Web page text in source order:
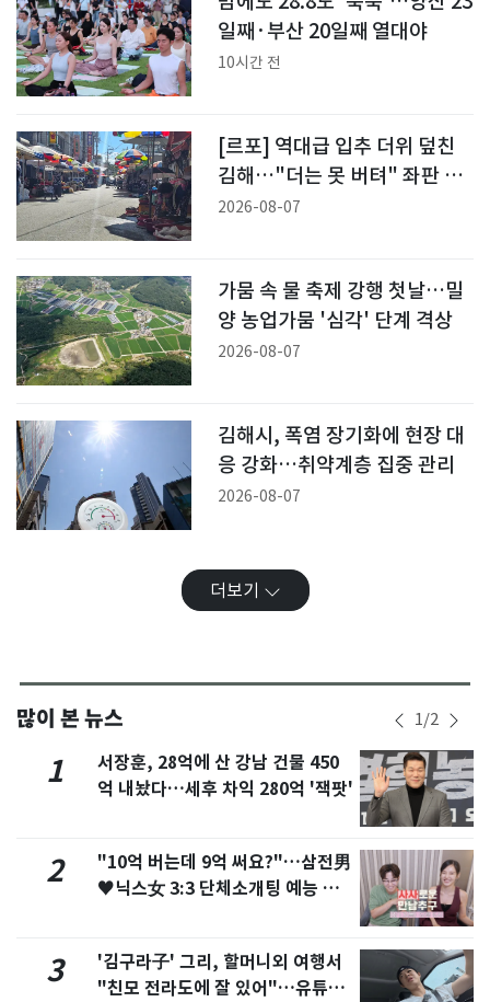
일째·부산 20일째 열대야
10시간 전
[르포] 역대급 입추 더위 덮친
김해…"더는 못 버텨" 좌판 접
었다
2026-08-07
가뭄 속 물 축제 강행 첫날…밀
양 농업가뭄 '심각' 단계 격상
2026-08-07
김해시, 폭염 장기화에 현장 대
응 강화…취약계층 집중 관리
2026-08-07
더보기
많이 본 뉴스 1/2
1
서장훈, 28억에 산 강남 건물 450
억 내놨다…세후 차익 280억 '잭팟'
2
"10억 버는데 9억 써요?"…삼전男
♥닉스女 3:3 단체소개팅 예능 화
3
'김구라子' 그리, 할머니외 여행서
"친모 전라도에 잘 있어"…유튜브